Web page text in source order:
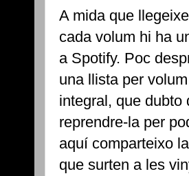
A mida que
cada volum hi ha
a Spotify. Poc
una llista per
integral, que dubto
reprendre-la per
aquí comparteixo
que surten a les